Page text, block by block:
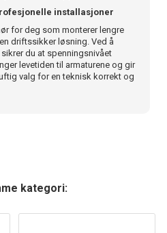
installasjoner
for deg som monterer lengre
driftssikker løsning. Ved å
du at spenningsnivået
levetiden til armaturene og gir
valg for en teknisk korrekt og
kategori: